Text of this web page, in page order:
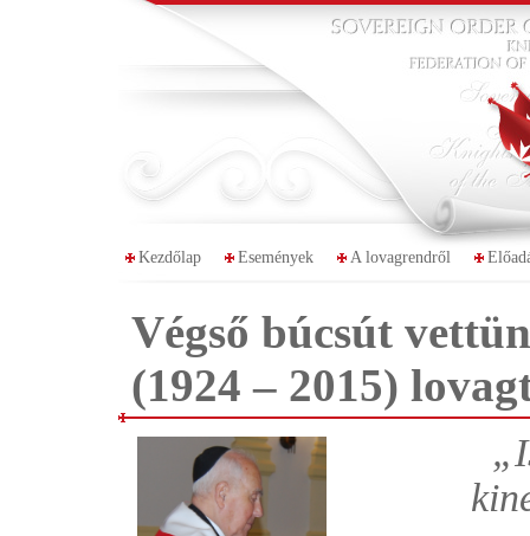
Kezdőlap Események A lovagrendről
Végső búcsút
(1924 – 2015)